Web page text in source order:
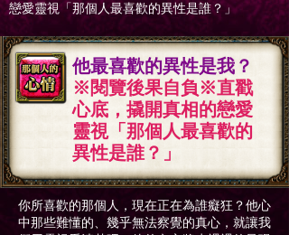
戀愛靈視「那個人最喜歡的異性是誰？」
他最喜歡的異性是我？
※閱覽後果自負※直戳
心底，撬開真相的戀愛
靈視「那個人最喜歡的
異性是誰？」
你所喜歡的那個人，現在正在為誰癡狂？ 他心
中那些難懂的、幾乎無法察覺的真心，就讓我